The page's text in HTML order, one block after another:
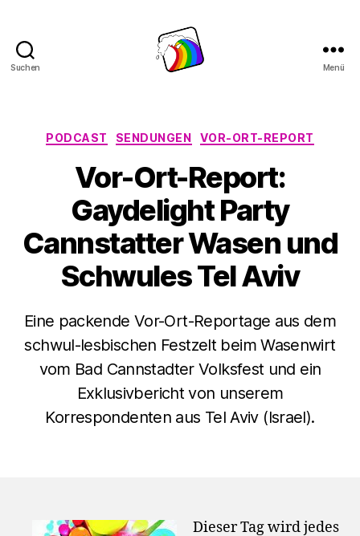
Suchen Menü
Kategorien
PODCAST SENDUNGEN VOR-ORT-REPORT
Vor-Ort-Report:
Gaydelight Party
Cannstatter Wasen und
Schwules Tel Aviv
Eine packende Vor-Ort-Reportage aus dem
schwul-lesbischen Festzelt beim Wasenwirt
vom Bad Cannstadter Volksfest und ein
Exklusivbericht von unserem
Korrespondenten aus Tel Aviv (Israel).
Dieser Tag wird jedes